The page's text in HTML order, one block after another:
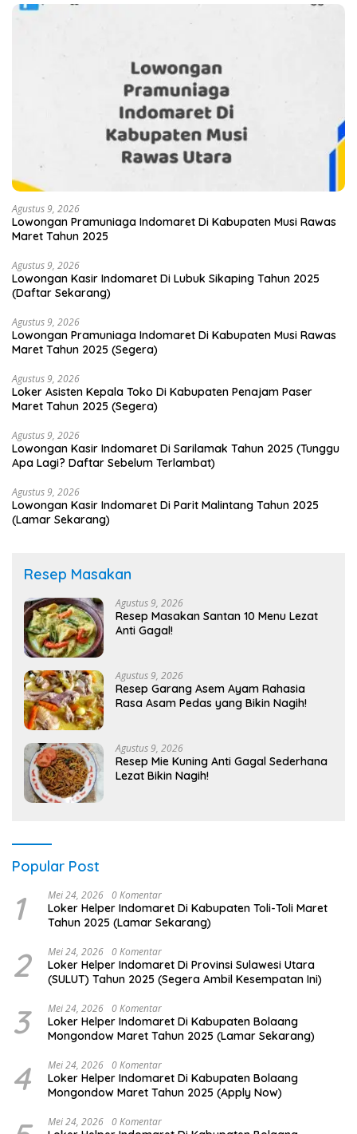
Agustus 9, 2026
Lowongan Pramuniaga Indomaret Di Kabupaten Musi Rawas
Maret Tahun 2025
Agustus 9, 2026
Lowongan Kasir Indomaret Di Lubuk Sikaping Tahun 2025
(Daftar Sekarang)
Agustus 9, 2026
Lowongan Pramuniaga Indomaret Di Kabupaten Musi Rawas
Maret Tahun 2025 (Segera)
Agustus 9, 2026
Loker Asisten Kepala Toko Di Kabupaten Penajam Paser
Maret Tahun 2025 (Segera)
Agustus 9, 2026
Lowongan Kasir Indomaret Di Sarilamak Tahun 2025 (Tunggu
Apa Lagi? Daftar Sebelum Terlambat)
Agustus 9, 2026
Lowongan Kasir Indomaret Di Parit Malintang Tahun 2025
(Lamar Sekarang)
Resep Masakan
Agustus 9, 2026
Resep Masakan Santan 10 Menu Lezat
Anti Gagal!
Agustus 9, 2026
Resep Garang Asem Ayam Rahasia
Rasa Asam Pedas yang Bikin Nagih!
Agustus 9, 2026
Resep Mie Kuning Anti Gagal Sederhana
Lezat Bikin Nagih!
Popular Post
1 Mei 24, 2026 0 Komentar
Loker Helper Indomaret Di Kabupaten Toli-Toli Maret
Tahun 2025 (Lamar Sekarang)
2 Mei 24, 2026 0 Komentar
Loker Helper Indomaret Di Provinsi Sulawesi Utara
(SULUT) Tahun 2025 (Segera Ambil Kesempatan Ini)
3 Mei 24, 2026 0 Komentar
Loker Helper Indomaret Di Kabupaten Bolaang
Mongondow Maret Tahun 2025 (Lamar Sekarang)
4 Mei 24, 2026 0 Komentar
Loker Helper Indomaret Di Kabupaten Bolaang
Mongondow Maret Tahun 2025 (Apply Now)
Mei 24, 2026 0 Komentar